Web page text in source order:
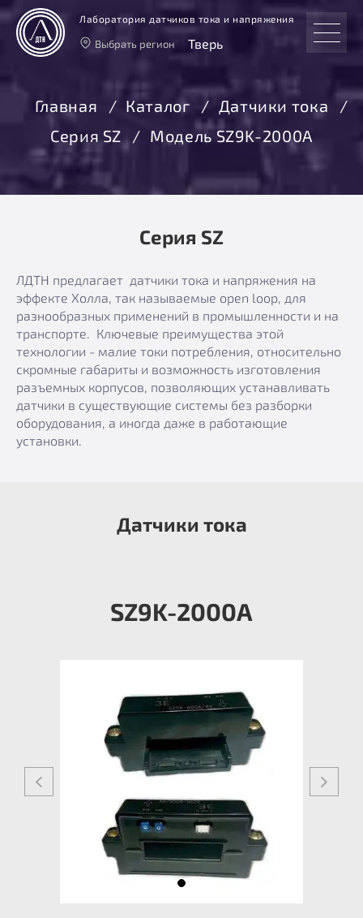
Лаборатория датчиков тока и напряжения
Выбрать регион Тверь
Москва
Санкт-Петербург
Екатеринбург
Новосибирск
Главная Каталог
Датчики тока
Серия SZ
Модель SZ9K-2000А
Серия SZ
ЛДТН предлагает датчики тока и напряжения на
эффекте Холла, так называемые open loop, для
разнообразных применений в промышленности и на
транспорте. Ключевые преимущества этой
технологии - малие токи потребления, относительно
скромные габариты и возможность изготовления
разъемных корпусов, позволяющих устанавливать
датчики в существующие системы без разборки
оборудования, а иногда даже в работающие
установки.
Датчики тока
SZ9K-2000А